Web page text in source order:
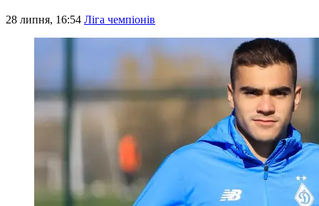
28 липня, 16:54 Ліга чемпіонів